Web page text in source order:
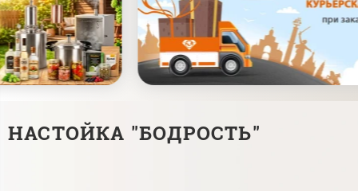
НАСТОЙКА "БОДРОСТЬ"